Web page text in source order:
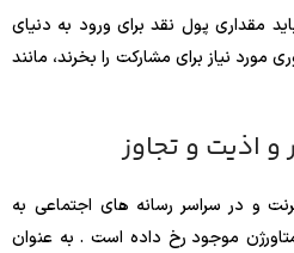
مقداری پول نقد برای ورود به دنیای
مورد نیاز برای مشارکت را بخرند، مانند
و اذیت و تجاوز
و در سراسر رسانه های اجتماعی به
موجود رخ داده است . به عنوان